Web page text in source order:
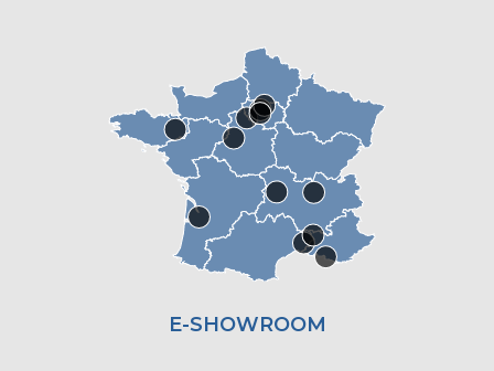
E-SHOWROOM